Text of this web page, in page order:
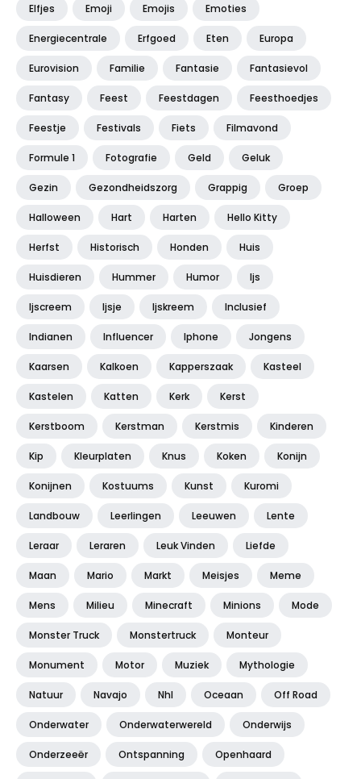
Elfjes Emoji Emojis Emoties
Energiecentrale Erfgoed Eten Europa
Eurovision Familie Fantasie Fantasievol
Fantasy Feest Feestdagen Feesthoedjes
Feestje Festivals Fiets Filmavond
Formule 1 Fotografie Geld Geluk
Gezin Gezondheidszorg Grappig Groep
Halloween Hart Harten Hello Kitty
Herfst Historisch Honden Huis
Huisdieren Hummer Humor Ijs
Ijscreem Ijsje Ijskreem Inclusief
Indianen Influencer Iphone Jongens
Kaarsen Kalkoen Kapperszaak Kasteel
Kastelen Katten Kerk Kerst
Kerstboom Kerstman Kerstmis Kinderen
Kip Kleurplaten Knus Koken Konijn
Konijnen Kostuums Kunst Kuromi
Landbouw Leerlingen Leeuwen Lente
Leraar Leraren Leuk Vinden Liefde
Maan Mario Markt Meisjes Meme
Mens Milieu Minecraft Minions Mode
Monster Truck Monstertruck Monteur
Monument Motor Muziek Mythologie
Natuur Navajo Nhl Oceaan Off Road
Onderwater Onderwaterwereld Onderwijs
Onderzeeër Ontspanning Openhaard